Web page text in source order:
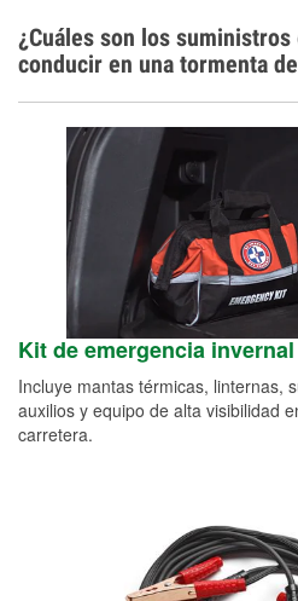
¿Cuáles son los
conducir en una tormenta
Kit de emergencia
Incluye mantas térmicas, linternas,
auxilios y equipo de alta visibilidad
carretera.